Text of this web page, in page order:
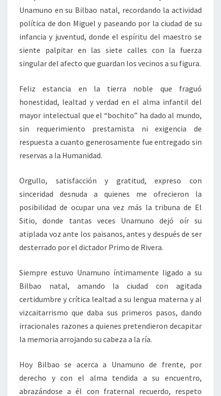
Unamuno en su Bilbao natal, recordando la actividad
política de don Miguel y paseando por la ciudad de su
infancia y juventud, donde el espíritu del maestro se
siente palpitar en las siete calles con la fuerza
singular del afecto que guardan los vecinos a su figura.
Feliz estancia en la tierra noble que fraguó
honestidad, lealtad y verdad en el alma infantil del
mayor intelectual que el “bochito” ha dado al mundo,
sin requerimiento prestamista ni exigencia de
respuesta a cuanto generosamente fue entregado sin
reservas a la Humanidad.
Orgullo, satisfacción y gratitud, expreso con
sinceridad desnuda a quienes me ofrecieron la
posibilidad de ocupar una vez más la tribuna de El
Sitio, donde tantas veces Unamuno dejó oír su
atiplada voz ante los paisanos, antes y después de ser
desterrado por el dictador Primo de Rivera.
Siempre estuvo Unamuno íntimamente ligado a su
Bilbao natal, amando la ciudad con agitada
certidumbre y crítica lealtad a su lengua materna y al
vizcaitarrismo que daba sus primeros pasos, dando
irracionales razones a quienes pretendieron decapitar
la memoria arrojando su cabeza a la ría.
Hoy Bilbao se acerca a Unamuno de frente, por
derecho y con el alma tendida a su encuentro,
abrazándose a él con fraternal recuerdo, respeto